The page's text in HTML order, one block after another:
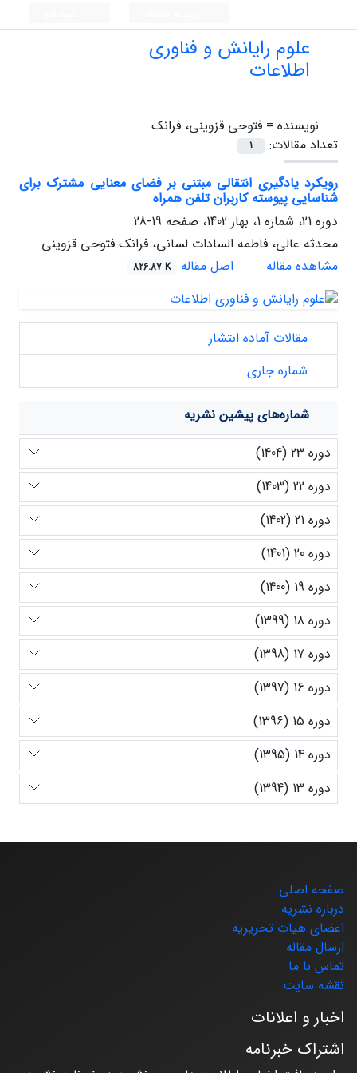
علوم رایانش و فناوری
اطلاعات
نویسنده = فتوحی قزوینی، فرانک
تعداد مقالات:
1
رویکرد یادگیری انتقالی مبتنی بر فضای معنایی مشترک برای
شناسایی پیوسته کاربران تلفن همراه
دوره 21، شماره 1، بهار 1402، صفحه
19-28
محدثه عالی، فاطمه السادات لسانی، فرانک فتوحی قزوینی
مشاهده مقاله
اصل مقاله 826.87 K
مقالات آماده انتشار
شماره جاری
شماره‌های پیشین نشریه
دوره 23 (1404)
دوره 22 (1403)
دوره 21 (1402)
دوره 20 (1401)
دوره 19 (1400)
دوره 18 (1399)
دوره 17 (1398)
دوره 16 (1397)
دوره 15 (1396)
دوره 14 (1395)
دوره 13 (1394)
صفحه اصلی
درباره نشریه
اعضای هیات تحریریه
ارسال مقاله
تماس با ما
نقشه سایت
اخبار و اعلانات
اشتراک خبرنامه